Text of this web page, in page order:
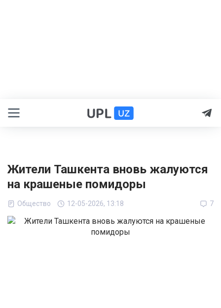
Жители Ташкента вновь жалуются
на крашеные помидоры
Общество 12-05-2026, 13:18 7